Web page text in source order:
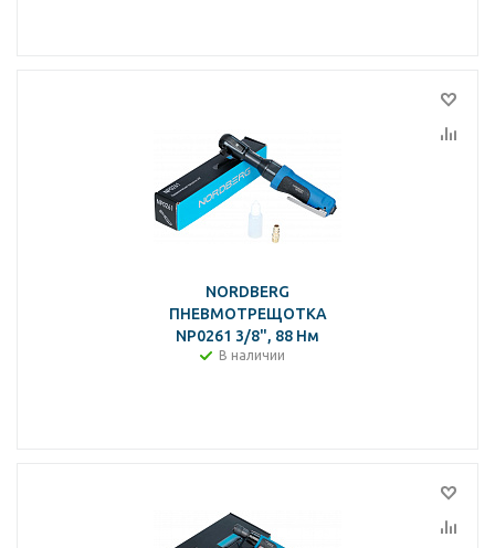
NORDBERG
ПНЕВМОТРЕЩОТКА
NP0261 3/8", 88 Нм
В наличии